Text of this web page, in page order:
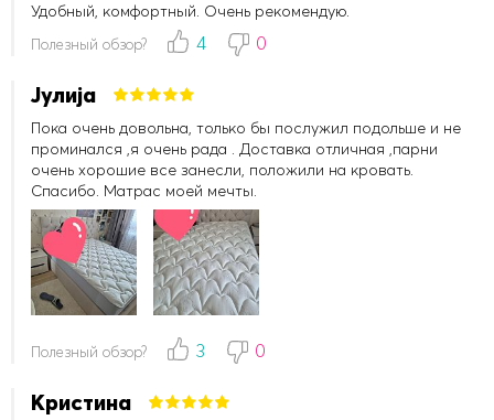
Удобный, комфортный. Очень рекомендую.
Полезный обзор? 4 0
Јулија
Пока очень довольна, только бы послужил подольше и не
проминался ,я очень рада . Доставка отличная ,парни
очень хорошие все занесли, положили на кровать.
Спасибо. Матрас моей мечты.
Полезный обзор? 3 0
Кристина